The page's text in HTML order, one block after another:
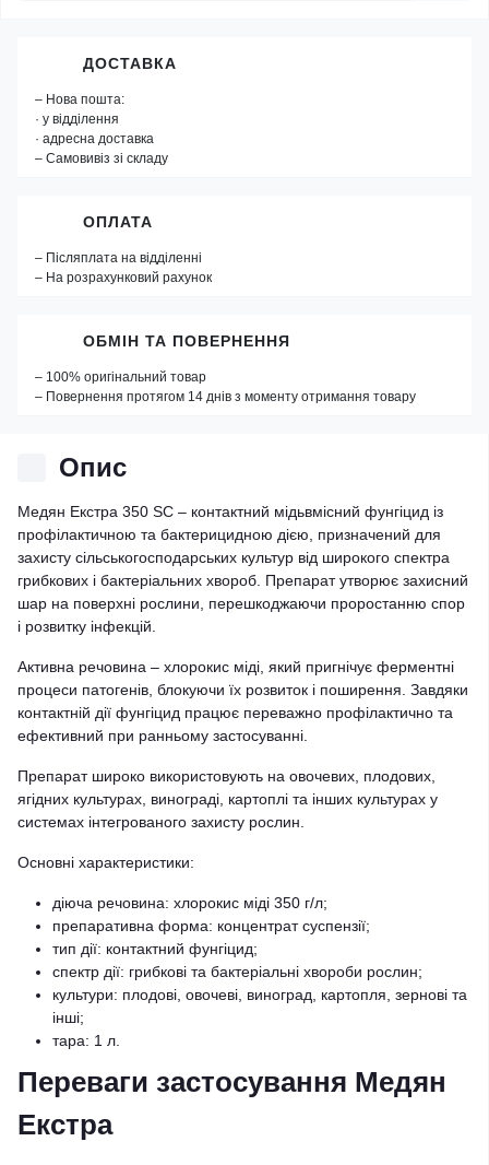
Опис
Медян Екстра 350 SC – контактний мідьвмісний фунгіцид із
профілактичною та бактерицидною дією, призначений для
захисту сільськогосподарських культур від широкого спектра
грибкових і бактеріальних хвороб. Препарат утворює захисний
шар на поверхні рослини, перешкоджаючи проростанню спор
і розвитку інфекцій.
Активна речовина – хлорокис міді, який пригнічує ферментні
процеси патогенів, блокуючи їх розвиток і поширення. Завдяки
контактній дії фунгіцид працює переважно профілактично та
ефективний при ранньому застосуванні.
Препарат широко використовують на овочевих, плодових,
ягідних культурах, винограді, картоплі та інших культурах у
системах інтегрованого захисту рослин.
Основні характеристики:
діюча речовина: хлорокис міді 350 г/л;
препаративна форма: концентрат суспензії;
тип дії: контактний фунгіцид;
спектр дії: грибкові та бактеріальні хвороби рослин;
культури: плодові, овочеві, виноград, картопля, зернові та
інші;
тара: 1 л.
Переваги застосування Медян
Екстра
ДОСТАВКА
– Нова пошта:
· у відділення
· адресна доставка
– Самовивіз зі складу
ОПЛАТА
– Післяплата на відділенні
– На розрахунковий рахунок
ОБМІН ТА ПОВЕРНЕННЯ
– 100% оригінальний товар
– Повернення протягом 14 днів з моменту отримання товару